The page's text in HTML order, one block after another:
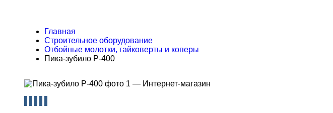
Главная
Строительное оборудование
Отбойные молотки, гайковерты и коперы
Пика-зубило P-400